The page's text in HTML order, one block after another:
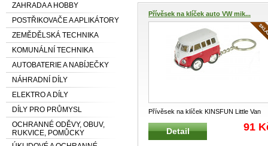
ZAHRADA A HOBBY
POSTŘIKOVAČE A APLIKÁTORY
ZEMĚDĚLSKÁ TECHNIKA
KOMUNÁLNÍ TECHNIKA
AUTOBATERIE A NABÍJEČKY
NÁHRADNÍ DÍLY
ELEKTRO A DÍLY
DÍLY PRO PRŮMYSL
OCHRANNÉ ODĚVY, OBUV,
RUKVICE, POMŮCKY
Přívěsek na klíček auto VW mik...
Přívěsek na klíček KINSFUN Little Van
Reklamní přívěšek na klíče
Detail 91